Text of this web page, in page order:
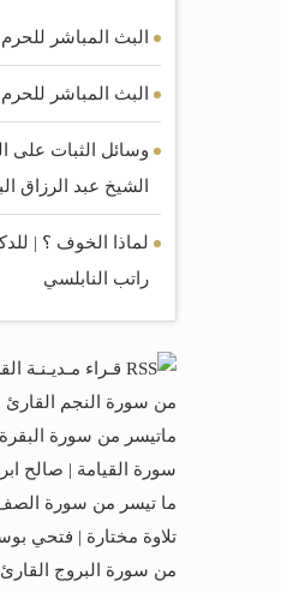
البث المباشر
البث المباشر
وسائل الثبات على
الشيخ عبد الرزاق
لماذا الخوف ؟ |
راتب النابلسي
قـراء مـديـنـة
من سورة النجم
ماتيسر من سورة البقرة
سورة القيامة | صالح
ما تيسر من سورة
تلاوة مختارة | فتحي
من سورة البروج